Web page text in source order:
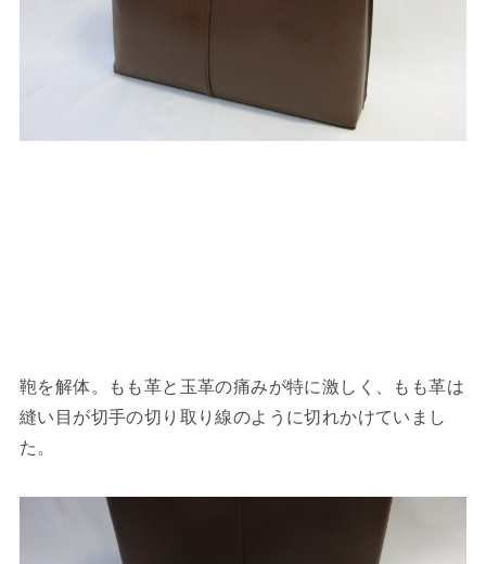
鞄を解体。もも革と玉革の痛みが特に激しく、もも革は
縫い目が切手の切り取り線のように切れかけていまし
た。